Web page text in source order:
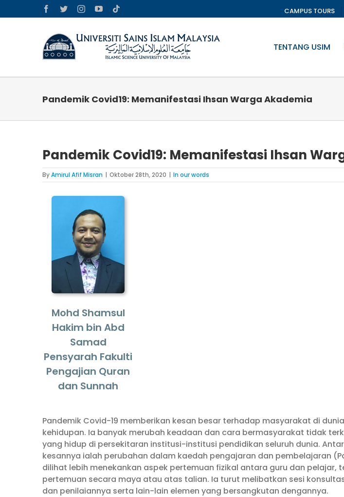
to
Facebook
TwitterInstagramYouTube CAMPUS TOURS
TENTANG USIM
Pandemik Covid19: Memanifestasi Ihsan Warga Akademia
Pandemik Covid19: Memanifestasi Ihsan
ByAmirul Afif Misran | Oktober 28th, 2020 | In our words
Mohd Shamsul
Hakim bin Abd
Samad
Pensyarah Fakulti
Pengajian Quran
dan Sunnah
Pandemik Covid-19 memberikan kesan besar terhadap masyarakat di
kehidupan. Ia banyak merubah keadaan dan cara bermasyarakat tidak
yang hidup di persekitaran institusi-institusi pendidikan seluruh dunia.
kesannya ialah perubahan dalam kaedah pengajaran dan pembelajaran
dilihat lebih menekankan aspek pertemuan fizikal antara guru dan pelajar,
pertemuan secara maya atau atas talian. Ia turut melibatkan sesi
dan penilaiannya serta lain-lain elemen yang bersangkutan dengannya.